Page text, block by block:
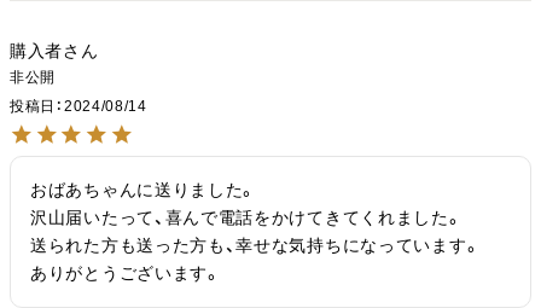
購入者
非公開
投稿日
2024/08/14
おばあちゃんに送りました。
沢山届いたって、喜んで電話をかけてきてくれました。
送られた方も送った方も、幸せな気持ちになっています。
ありがとうございます。